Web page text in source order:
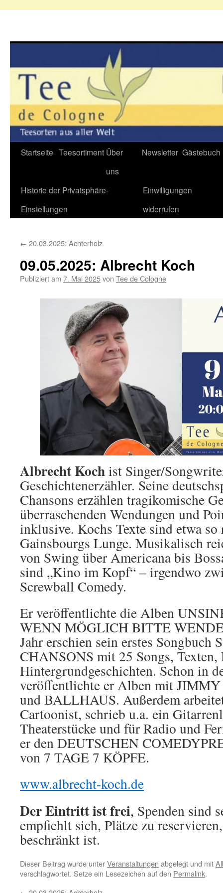
Zum
springen
Startseite Teesortiment Über
uns
Newsletter Gästebuch
Historie der Privatsphäre-
Einstellungen
Einwilligungen
widerrufen
← 20.03.2025: Achterholz
09.05.2025: Albrecht Koch
Publiziert am 7. Mai 2025von Tee de Cologne
Albrecht Kochist Singer/
Geschichtenerzähler. Seine
Chansons erzählen tragikomische
überraschenden Wendungen und
inklusive. Kochs Texte sind etwa so
Gainsbourgs Lunge. Musikalisch
von Swing über Americana bis
sind „Kino im Kopf“ – irgendwo
Screwball Comedy.
Er veröffentlichte die Alben
WENN MÖGLICH BITTE
Jahr erschien sein erstes Songbuch
CHANSONS mit 25 Songs, Texten,
Hintergrundgeschichten. Schon in
veröffentlichte er Alben mit
und BALLHAUS. Außerdem
Cartoonist, schrieb u.a. ein
Theaterstücke und für Radio und
er den DEUTSCHEN
von 7 TAGE 7 KÖPFE.
www.albrecht-koch.de
Der Eintritt ist frei, Spenden sind
empfiehlt sich, Plätze zu
beschränkt ist.
Dieser Beitrag wurde unterVeranstaltungen abgelegt und mit
verschlagwortet. Setze ein Lesezeichen auf den Permalink.